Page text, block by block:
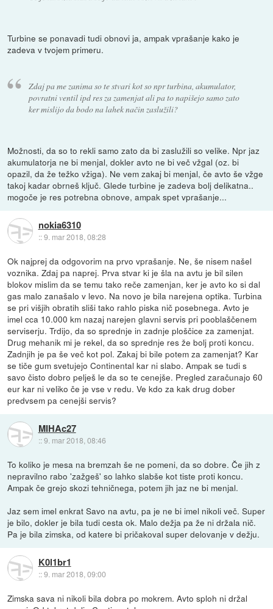
Turbine se ponavadi tudi obnovi ja, ampak vprašanje kako je
zadeva v tvojem primeru.
Zdaj pa me zanima so te stvari kot so npr turbina, akumulator,
povratni ventil ipd res za zamenjat ali pa to napišejo samo zato
ker mislijo da bodo na lahek način zaslužili?
Možnosti, da so to rekli samo zato da bi zaslužili so velike. Npr jaz
akumulatorja ne bi menjal, dokler avto ne bi več vžgal (oz. bi
opazil, da že težko vžiga). Ne vem zakaj bi menjal, če avto še vžge
takoj kadar obrneš ključ. Glede turbine je zadeva bolj delikatna..
mogoče je res potrebna obnove, ampak spet vprašanje...
nokia6310
::9. mar 2018, 08:28
Ok najprej da odgovorim na prvo vprašanje. Ne, še nisem našel
voznika. Zdaj pa naprej. Prva stvar ki je šla na avtu je bil silen
blokov mislim da se temu tako reče zamenjan, ker je avto ko si dal
gas malo zanašalo v levo. Na novo je bila narejena optika. Turbina
se pri višjih obratih sliši tako rahlo piska nič posebnega. Avto je
imel cca 10.000 km nazaj narejen glavni servis pri pooblaščenem
serviserju. Trdijo, da so sprednje in zadnje ploščice za zamenjat.
Drug mehanik mi je rekel, da so sprednje res že bolj proti koncu.
Zadnjih je pa še več kot pol. Zakaj bi bile potem za zamenjat? Kar
se tiče gum svetujejo Continental kar ni slabo. Ampak se tudi s
savo čisto dobro pelješ le da so te cenejše. Pregled zaračunajo 60
eur kar ni veliko če je vse v redu. Ve kdo za kak drug dober
predvsem pa cenejši servis?
MIHAc27
::9. mar 2018, 08:46
To koliko je mesa na bremzah še ne pomeni, da so dobre. Če jih z
nepravilno rabo 'zažgeš' so lahko slabše kot tiste proti koncu.
Ampak če grejo skozi tehničnega, potem jih jaz ne bi menjal.
Jaz sem imel enkrat Savo na avtu, pa je ne bi imel nikoli več. Super
je bilo, dokler je bila tudi cesta ok. Malo dežja pa že ni držala nič.
Pa je bila zimska, od katere bi pričakoval super delovanje v dežju.
K0l1br1
::9. mar 2018, 09:00
Zimska sava ni nikoli bila dobra po mokrem. Avto sploh ni držal